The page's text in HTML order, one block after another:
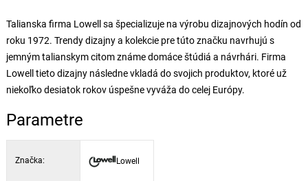
Talianska firma Lowell sa špecializuje na výrobu dizajnových hodín od
roku 1972. Trendy dizajny a kolekcie pre túto značku navrhujú s
jemným talianskym citom známe domáce štúdiá a návrhári. Firma
Lowell tieto dizajny následne vkladá do svojich produktov, ktoré už
niekoľko desiatok rokov úspešne vyváža do celej Európy.
Parametre
Značka: Lowell